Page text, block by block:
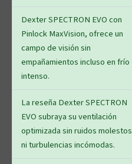
Dexter SPECTRON EVO con
Pinlock MaxVision, ofrece un
campo de visión sin
empañamientos incluso en frío
intenso.
La reseña Dexter SPECTRON
EVO subraya su ventilación
optimizada sin ruidos molestos
ni turbulencias incómodas.